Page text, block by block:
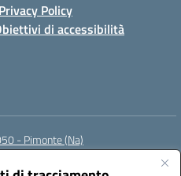
Privacy Policy
di accessibilità
- Pimonte (Na)